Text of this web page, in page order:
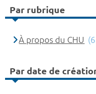
Par rubrique
À propos du CHU
Par date de